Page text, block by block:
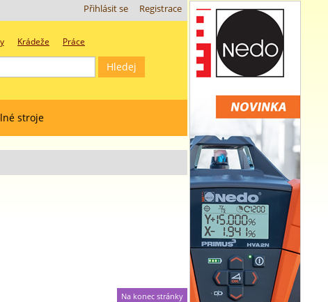
Registrace
Přihlásit se
Krádeže Práce
stroje
Na konec stránky